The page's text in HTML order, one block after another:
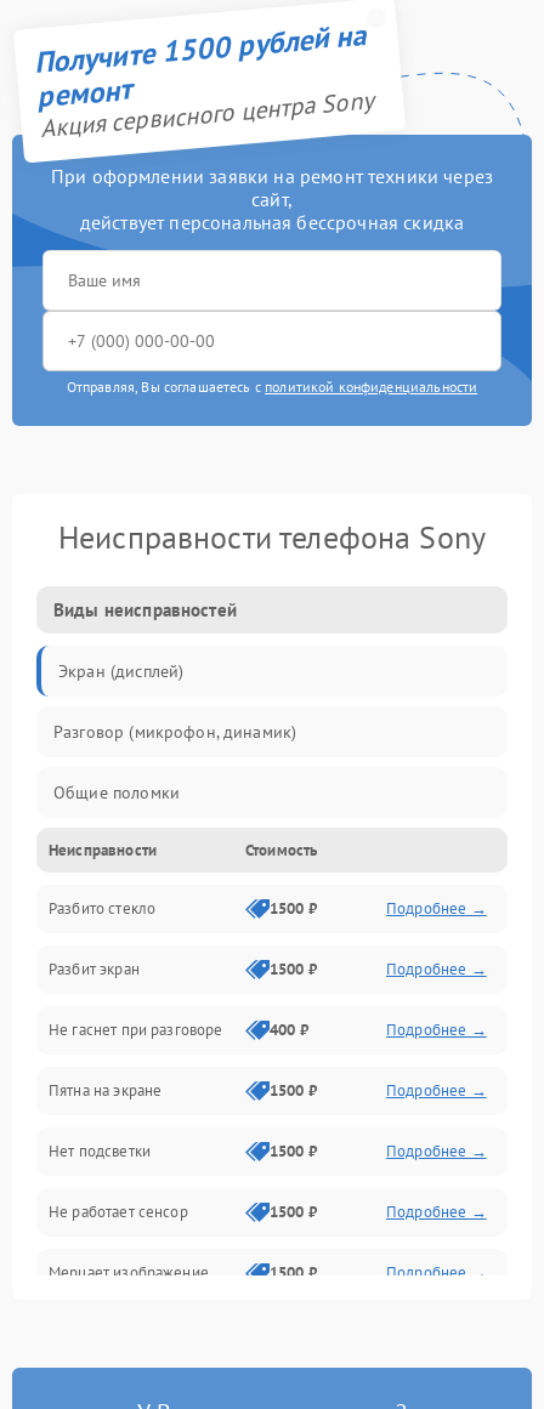
Получите 1500 рублей на
ремонт
Акция сервисного центра Sony
При оформлении заявки на ремонт техники через
сайт,
действует персональная бессрочная скидка
Отправляя, Вы соглашаетесь с политикой конфиденциальности
Неисправности телефона Sony
Виды неисправностей
Экран (дисплей)
Разговор (микрофон, динамик)
Общие поломки
Проблемы связи
Камеры
Проблемы с дисплеем и сенсором
Зарядка
Проблемы с питанием, зарядкой и аккумулятором
Проблемы с работой системы, корпусом и другие
Неисправности Стоимость
Разбито стекло 1500 ₽ Подробнее →
Разбит экран 1500 ₽ Подробнее →
Не гаснет при разговоре 400 ₽ Подробнее →
Пятна на экране 1500 ₽ Подробнее →
Нет подсветки 1500 ₽ Подробнее →
Не работает сенсор 1500 ₽ Подробнее →
Мерцает изображение 1500 ₽ Подробнее →